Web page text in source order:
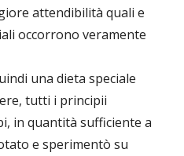
attendibilità quali e
occorrono veramente
una dieta speciale
tutti i principii
in quantità sufficiente a
e sperimentò su